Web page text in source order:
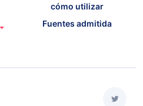
cómo utilizar
Fuentes admitida